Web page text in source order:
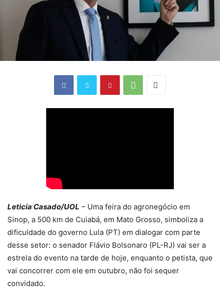
Leticia Casado/UOL – Uma feira do agronegócio em
Sinop, a 500 km de Cuiabá, em Mato Grosso, simboliza a
dificuldade do governo Lula (PT) em dialogar com parte
desse setor: o senador Flávio Bolsonaro (PL-RJ) vai ser a
estrela do evento na tarde de hoje, enquanto o petista, que
vai concorrer com ele em outubro, não foi sequer
convidado.